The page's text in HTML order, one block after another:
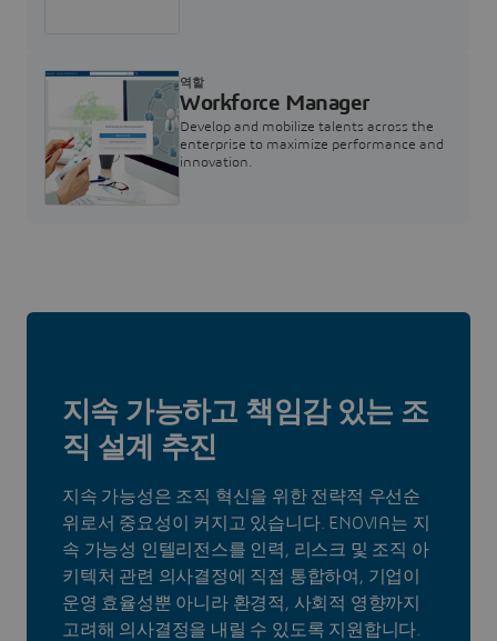
Workforce Manager
Develop and mobilize talents across the
enterprise to maximize performance and
innovation.
역할
지속 가능하고 책임감 있는 조
직 설계 추진
지속 가능성은 조직 혁신을 위한 전략적 우선순
위로서 중요성이 커지고 있습니다. ENOVIA는 지
속 가능성 인텔리전스를 인력, 리스크 및 조직 아
키텍처 관련 의사결정에 직접 통합하여, 기업이
운영 효율성뿐 아니라 환경적, 사회적 영향까지
고려해 의사결정을 내릴 수 있도록 지원합니다.